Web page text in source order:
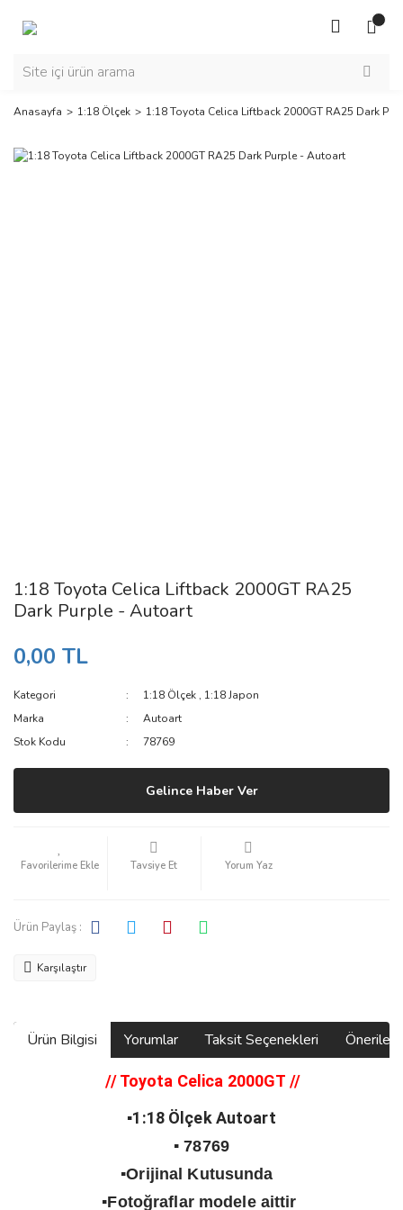
Anasayfa 1:18 Ölçek 1:18 Toyota Celica Liftback 2000GT RA25 Dark
1:18 Toyota Celica Liftback 2000GT RA25
Dark Purple - Autoart
0,00 TL
Kategori 1:18 Ölçek , 1:18 Japon
Marka
Autoart
Stok Kodu
78769
Gelince Haber Ver
Tavsiye Et Yorum Yaz
Ürün Paylaş :
Karşılaştır
Ürün Bilgisi Yorumlar Taksit Seçenekleri
// Toyota Celica 2000GT //
▪️1:18 Ölçek Autoart
▪️ 78769
▪️Orijinal Kutusunda
▪️Fotoğraflar modele aittir